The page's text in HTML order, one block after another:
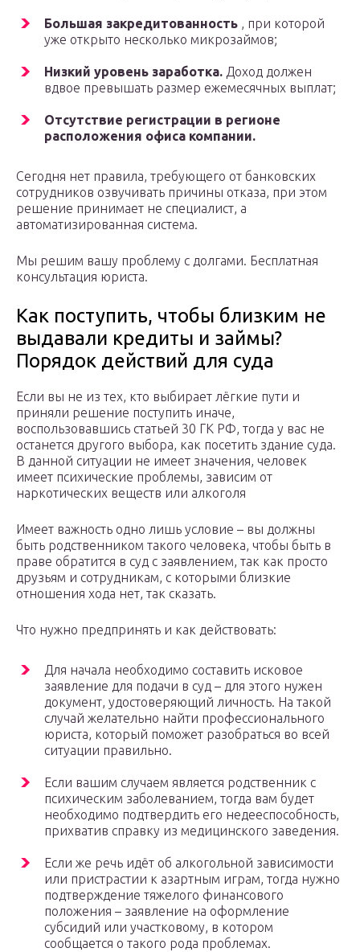
Большая закредитованность , при которой
уже открыто несколько микрозаймов;
Низкий уровень заработка. Доход должен
вдвое превышать размер ежемесячных выплат;
Отсутствие регистрации в регионе
расположения офиса компании.
Сегодня нет правила, требующего от банковских
сотрудников озвучивать причины отказа, при этом
решение принимает не специалист, а
автоматизированная система.
Мы решим вашу проблему с долгами. Бесплатная
консультация юриста.
Как поступить, чтобы близким не
выдавали кредиты и займы?
Порядок действий для суда
Если вы не из тех, кто выбирает лёгкие пути и
приняли решение поступить иначе,
воспользовавшись статьей 30 ГК РФ, тогда у вас не
останется другого выбора, как посетить здание суда.
В данной ситуации не имеет значения, человек
имеет психические проблемы, зависим от
наркотических веществ или алкоголя
Имеет важность одно лишь условие – вы должны
быть родственником такого человека, чтобы быть в
праве обратится в суд с заявлением, так как просто
друзьям и сотрудникам, с которыми близкие
отношения хода нет, так сказать.
Что нужно предпринять и как действовать:
Для начала необходимо составить исковое
заявление для подачи в суд – для этого нужен
документ, удостоверяющий личность. На такой
случай желательно найти профессионального
юриста, который поможет разобраться во всей
ситуации правильно.
Если вашим случаем является родственник с
психическим заболеванием, тогда вам будет
необходимо подтвердить его недееспособность,
прихватив справку из медицинского заведения.
Если же речь идёт об алкогольной зависимости
или пристрастии к азартным играм, тогда нужно
подтверждение тяжелого финансового
положения – заявление на оформление
субсидий или участковому, в котором
сообщается о такого рода проблемах.